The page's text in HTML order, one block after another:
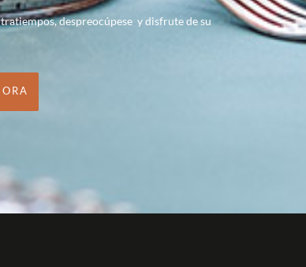
despreocúpese y disfrute de su